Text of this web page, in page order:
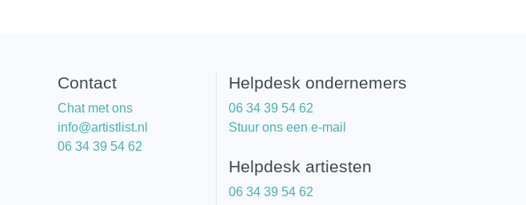
Contact
Chat met ons
info@artistlist.nl
06 34 39 54 62
Helpdesk ondernemers
06 34 39 54 62
Stuur ons een e-mail
Helpdesk artiesten
06 34 39 54 62